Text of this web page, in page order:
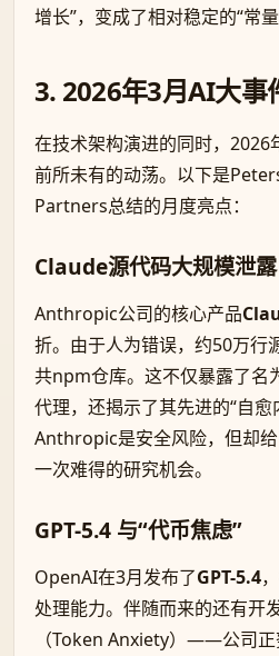
增长”，变成了相对稳定的“常量
3. 2026年3月AI大事
在技术架构演进的同时，2026
前所未有的动荡。以下是
Partners总结的月度亮点：
Claude源代码大规模泄露
Anthropic公司的核心产品
折。由于人为错误，约50万行
共npm仓库。这不仅暴露了名
代理，还揭示了其先进的“自
Anthropic是安全风险，但却
一次难得的研究机会。
GPT-5.4 与“代币焦虑”
OpenAI在3月发布了GPT-5.4
处理能力。伴随而来的还有开
（Token Anxiety）——公司